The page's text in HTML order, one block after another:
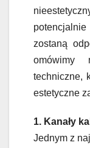
zostaną
omówimy
techniczne,
estetyczne
1. Kanały
Jednym z